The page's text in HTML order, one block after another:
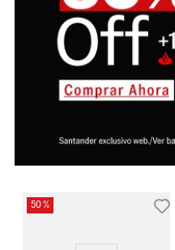
50 %